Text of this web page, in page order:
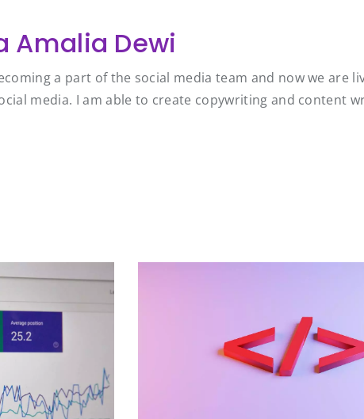
Amalia Dewi
a part of the social media team and now we
media. I am able to create copywriting and content